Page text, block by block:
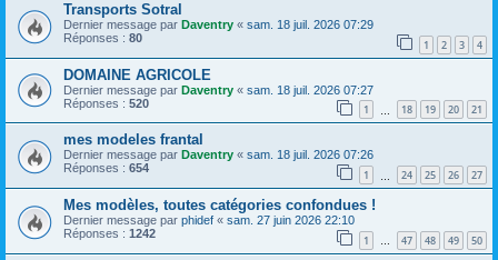
Transports Sotral
Dernier message par Daventry « sam. 18 juil. 2026 07:29
Réponses : 80 1 2 3 4
DOMAINE AGRICOLE
Dernier message par Daventry « sam. 18 juil. 2026 07:27
Réponses : 520 1 18 19 20 21
mes modeles frantal
Dernier message par Daventry « sam. 18 juil. 2026 07:26
Réponses : 654 1 24 25 26 27
Mes modèles, toutes catégories confondues !
Dernier message par phidef « sam. 27 juin 2026 22:10
Réponses : 1242 1 … 47 48 49 50